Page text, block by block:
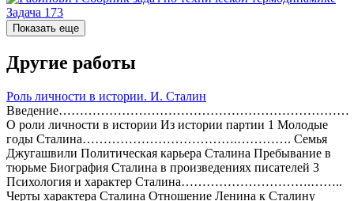
Показать еще
Другие работы
Роль личности в истории. И. Сталин
Введение……………………………………………………………
О роли личности в истории Из истории партии 1 Молодые
годы Сталина……………………………….…………. Семья
Джугашвили Политическая карьера Сталина Пребывание в
тюрьме Биография Сталина в произведениях писателей 3
Психология и характер Сталина………………………….……..
Черты характера Сталина Отношение Ленина к Сталину